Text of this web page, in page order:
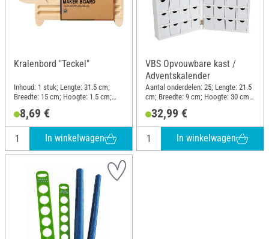
Kralenbord "Teckel"
Inhoud: 1 stuk; Lengte: 31.5 cm;
Breedte: 15 cm; Hoogte: 1.5 cm;
8,69 €
In winkelwagen
VBS Opvouwbare kast /
Adventskalender
Aantal onderdelen: 25; Lengte: 21.5
cm; Breedte: 9 cm; Hoogte: 30 cm;
32,99 €
In winkelwagen